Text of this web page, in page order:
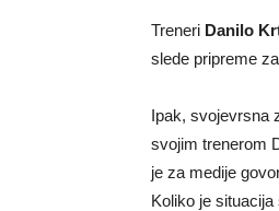
Treneri Danilo
slede pripreme
Ipak, svojevrsna
svojim trenerom
je za medije
Koliko je